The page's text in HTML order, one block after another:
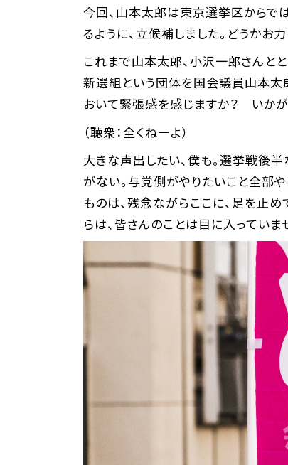
今回、山本太郎は東京選挙区からで
るように、立候補しました。どうかお
これまで山本太郎、小沢一郎さんと
新選組という団体を国会議員山本太
おいて緊張感を感じますか？ いかが
（聴衆：全くねーよ）
大きな声出したい、僕も。選挙戦後半
がない。与党側がやりたいこと全部
ものは、残念ながらここに、足を止
らは、皆さんのことは目に入っていま